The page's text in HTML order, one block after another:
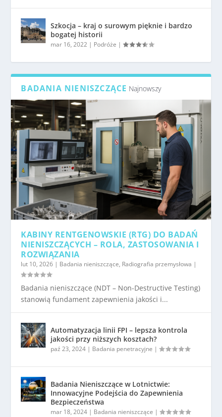
Szkocja – kraj o surowym pięknie i bardzo
bogatej historii
mar 16, 2022 | Podróże |
BADANIA NIENISZCZĄCE Najnowszy
KABINY RENTGENOWSKIE (RTG) DO BADAŃ
NIENISZCZĄCYCH – ROLA, ZASTOSOWANIA I
ROZWIĄZANIA
lut 10, 2026 | Badania nieniszczące, Radiografia przemysłowa |
Badania nieniszczące (NDT – Non-Destructive Testing)
stanowią fundament zapewnienia jakości i...
Automatyzacja linii FPI – lepsza kontrola
jakości przy niższych kosztach?
paź 23, 2024 | Badania penetracyjne |
Badania Nieniszczące w Lotnictwie:
Innowacyjne Podejścia do Zapewnienia
Bezpieczeństwa
mar 18, 2024 | Badania nieniszczące |